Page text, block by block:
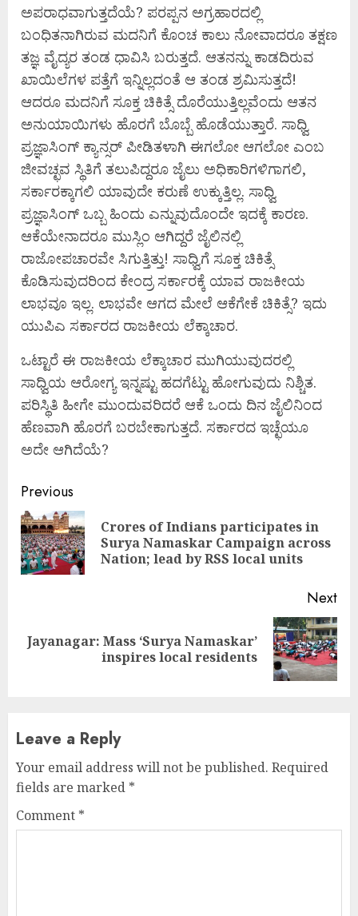
ಅಪರಾಧವಾಗುತ್ತದೆಯೆ? ಪರಪ್ಪನ ಅಗ್ರಹಾರದಲ್ಲಿ
ಬಂಧಿತನಾಗಿರುವ ಮದನಿಗೆ ಕೊಂಚ ಕಾಲು ನೋವಾದರೂ ತಕ್ಷಣ
ತಜ್ಞ ವೈದ್ಯರ ತಂಡ ಧಾವಿಸಿ ಬರುತ್ತದೆ. ಆತನನ್ನು ಕಾಡದಿರುವ
ಖಾಯಿಲೆಗಳ ಪತ್ತೆಗೆ ಇನ್ನಿಲ್ಲದಂತೆ ಆ ತಂಡ ಶ್ರಮಿಸುತ್ತದೆ!
ಆದರೂ ಮದನಿಗೆ ಸೂಕ್ತ ಚಿಕಿತ್ಸೆ ದೊರೆಯುತ್ತಿಲ್ಲವೆಂದು ಆತನ
ಅನುಯಾಯಿಗಳು ಹೊರಗೆ ಬೊಬ್ಬೆ ಹೊಡೆಯುತ್ತಾರೆ. ಸಾಧ್ವಿ
ಪ್ರಜ್ಞಾಸಿಂಗ್ ಕ್ಯಾನ್ಸರ್ ಪೀಡಿತಳಾಗಿ ಈಗಲೋ ಆಗಲೋ ಎಂಬ
ಜೀವಚ್ಛವ ಸ್ಥಿತಿಗೆ ತಲುಪಿದ್ದರೂ ಜೈಲು ಅಧಿಕಾರಿಗಳಿಗಾಗಲಿ,
ಸರ್ಕಾರಕ್ಕಾಗಲಿ ಯಾವುದೇ ಕರುಣೆ ಉಕ್ಕುತ್ತಿಲ್ಲ. ಸಾಧ್ವಿ
ಪ್ರಜ್ಞಾಸಿಂಗ್ ಒಬ್ಬ ಹಿಂದು ಎನ್ನುವುದೊಂದೇ ಇದಕ್ಕೆ ಕಾರಣ.
ಆಕೆಯೇನಾದರೂ ಮುಸ್ಲಿಂ ಆಗಿದ್ದರೆ ಜೈಲಿನಲ್ಲಿ
ರಾಜೋಪಚಾರವೇ ಸಿಗುತ್ತಿತ್ತು! ಸಾಧ್ವಿಗೆ ಸೂಕ್ತ ಚಿಕಿತ್ಸೆ
ಕೊಡಿಸುವುದರಿಂದ ಕೇಂದ್ರ ಸರ್ಕಾರಕ್ಕೆ ಯಾವ ರಾಜಕೀಯ
ಲಾಭವೂ ಇಲ್ಲ. ಲಾಭವೇ ಆಗದ ಮೇಲೆ ಆಕೆಗೇಕೆ ಚಿಕಿತ್ಸೆ? ಇದು
ಯುಪಿಎ ಸರ್ಕಾರದ ರಾಜಕೀಯ ಲೆಕ್ಕಾಚಾರ.
ಒಟ್ಟಾರೆ ಈ ರಾಜಕೀಯ ಲೆಕ್ಕಾಚಾರ ಮುಗಿಯುವುದರಲ್ಲಿ
ಸಾಧ್ವಿಯ ಆರೋಗ್ಯ ಇನ್ನಷ್ಟು ಹದಗೆಟ್ಟು ಹೋಗುವುದು ನಿಶ್ಚಿತ.
ಪರಿಸ್ಥಿತಿ ಹೀಗೇ ಮುಂದುವರಿದರೆ ಆಕೆ ಒಂದು ದಿನ ಜೈಲಿನಿಂದ
ಹೆಣವಾಗಿ ಹೊರಗೆ ಬರಬೇಕಾಗುತ್ತದೆ. ಸರ್ಕಾರದ ಇಚ್ಛೆಯೂ
ಅದೇ ಆಗಿದೆಯೆ?
Continue
Reading
Previous
Crores of Indians participates in
Surya Namaskar Campaign across
Nation; lead by RSS local units
Next
Next
Jayanagar: Mass ‘Surya Namaskar’
inspires local residents
Leave a Reply
Your email address will not be published. Required
fields are marked *
Comment *